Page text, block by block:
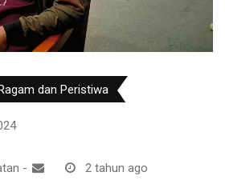
dan Peristiwa
- 2 tahun ago